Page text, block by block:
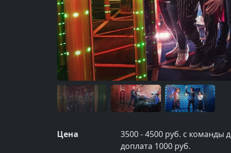
Цена
3500 - 4500 руб. с команды
доплата 1000 руб.